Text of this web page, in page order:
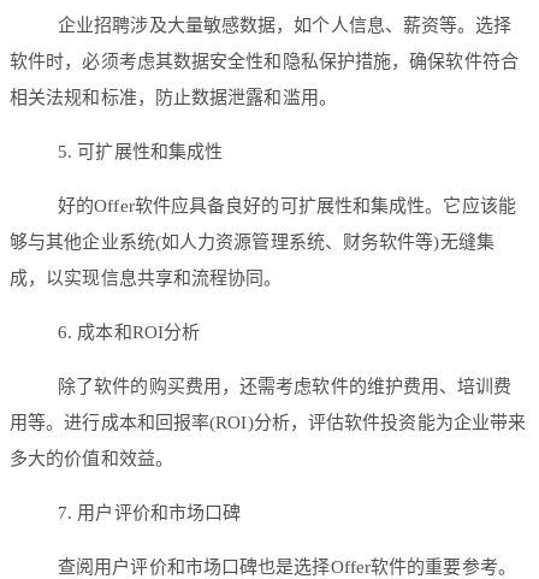
企业招聘涉及大量敏感数据，如个人信息、薪资等。选择
软件时，必须考虑其数据安全性和隐私保护措施，确保软件符合
相关法规和标准，防止数据泄露和滥用。
5. 可扩展性和集成性
好的Offer软件应具备良好的可扩展性和集成性。它应该能
够与其他企业系统(如人力资源管理系统、财务软件等)无缝集
成，以实现信息共享和流程协同。
6. 成本和ROI分析
除了软件的购买费用，还需考虑软件的维护费用、培训费
用等。进行成本和回报率(ROI)分析，评估软件投资能为企业带来
多大的价值和效益。
7. 用户评价和市场口碑
查阅用户评价和市场口碑也是选择Offer软件的重要参考。